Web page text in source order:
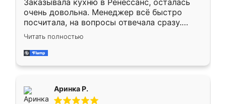
Заказывала кухню в Ренессанс, осталась
очень довольна. Менеджер всё быстро
посчитала, на вопросы отвечала сразу.
Замерщик приехал в субботу, подошёл к
делу со всей ответственностью. Собрали
за день, ребята работали аккуратно, даже
Читать полностью
Аринка Р.